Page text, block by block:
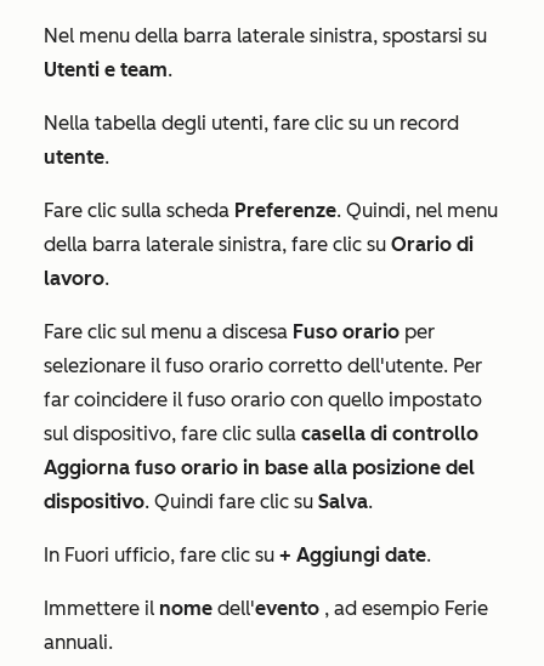
Nel menu della barra laterale sinistra, spostarsi su
Utenti e team.
Nella tabella degli utenti, fare clic su un record
utente.
Fare clic sulla scheda Preferenze. Quindi, nel menu
della barra laterale sinistra, fare clic su Orario di
lavoro.
Fare clic sul menu a discesa Fuso orario per
selezionare il fuso orario corretto dell'utente. Per
far coincidere il fuso orario con quello impostato
sul dispositivo, fare clic sulla casella di controllo
Aggiorna fuso orario in base alla posizione del
dispositivo. Quindi fare clic su Salva.
In Fuori ufficio, fare clic su + Aggiungi date.
Immettere il nome dell'evento , ad esempio Ferie
annuali.